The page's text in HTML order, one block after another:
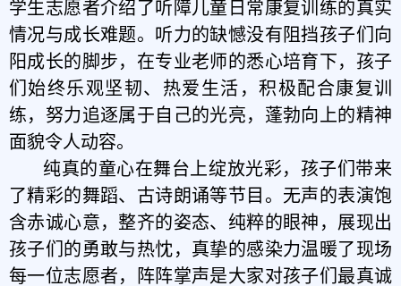
学生志愿者介绍了听障儿童日常康复训练的真实
情况与成长难题。听力的缺憾没有阻挡孩子们向
阳成长的脚步，在专业老师的悉心培育下，孩子
们始终乐观坚韧、热爱生活，积极配合康复训
练，努力追逐属于自己的光亮，蓬勃向上的精神
面貌令人动容。
纯真的童心在舞台上绽放光彩，孩子们带来
了精彩的舞蹈、古诗朗诵等节目。无声的表演饱
含赤诚心意，整齐的姿态、纯粹的眼神，展现出
孩子们的勇敢与热忱，真挚的感染力温暖了现场
每一位志愿者，阵阵掌声是大家对孩子们最真诚